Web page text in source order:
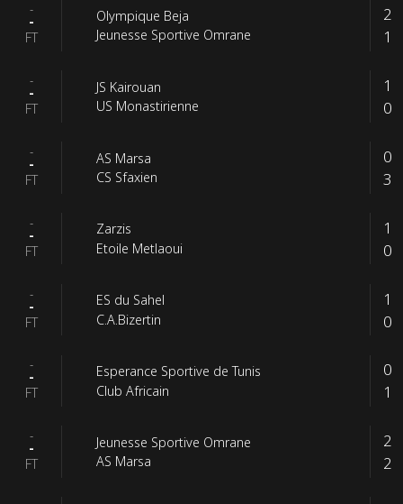
-
-
FT
Olympique Beja
Jeunesse Sportive Omrane
2
1
-
-
FT
JS Kairouan
US Monastirienne
1
0
-
-
FT
AS Marsa
CS Sfaxien
0
3
-
-
FT
Zarzis
Etoile Metlaoui
1
0
-
-
FT
ES du Sahel
C.A.Bizertin
1
0
-
-
FT
Esperance Sportive de Tunis
Club Africain
0
1
-
-
FT
Jeunesse Sportive Omrane
AS Marsa
2
2